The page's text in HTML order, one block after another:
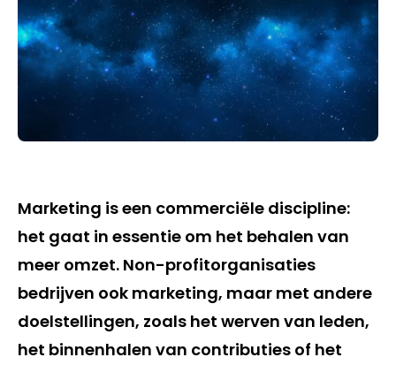
Marketing is een commerciële discipline:
het gaat in essentie om het behalen van
meer omzet. Non-profitorganisaties
bedrijven ook marketing, maar met andere
doelstellingen, zoals het werven van leden,
het binnenhalen van contributies of het